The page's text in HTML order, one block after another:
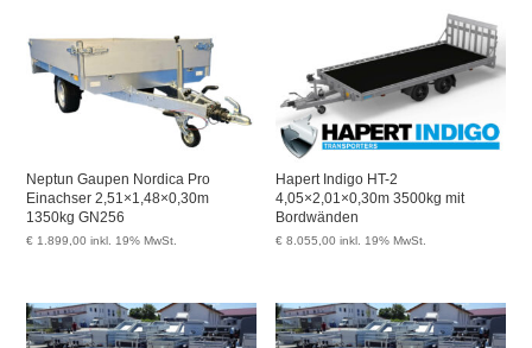
Neptun Gaupen Nordica Pro
Einachser 2,51×1,48×0,30m
1350kg GN256
€ 1.899,00 inkl. 19% MwSt.
Hapert Indigo HT-2
4,05×2,01×0,30m 3500kg mit
Bordwänden
€ 8.055,00 inkl. 19% MwSt.